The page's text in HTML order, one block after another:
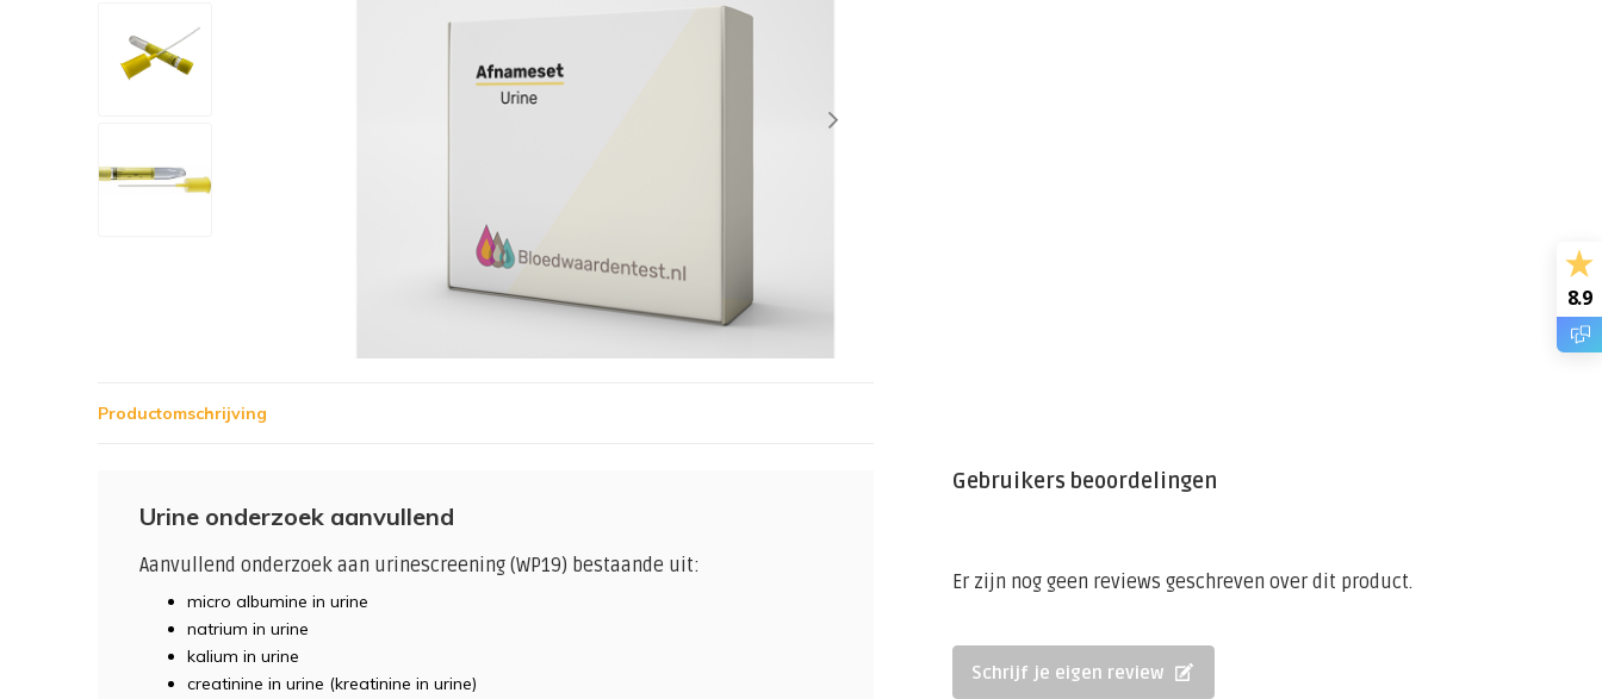
Productomschrijving
Urine onderzoek aanvullend
Aanvullend onderzoek aan urinescreening (WP19) bestaande uit:
micro albumine in urine
natrium in urine
kalium in urine
creatinine in urine (kreatinine in urine)
Gebruikers beoordelingen
Er zijn nog geen reviews geschreven over dit product.
Schrijf je eigen review
8.9